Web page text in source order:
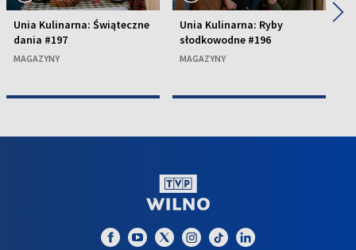
Unia Kulinarna: Świąteczne
dania #197
MAGAZYNY
Unia Kulinarna: Ryby
słodkowodne #196
MAGAZYNY
▶